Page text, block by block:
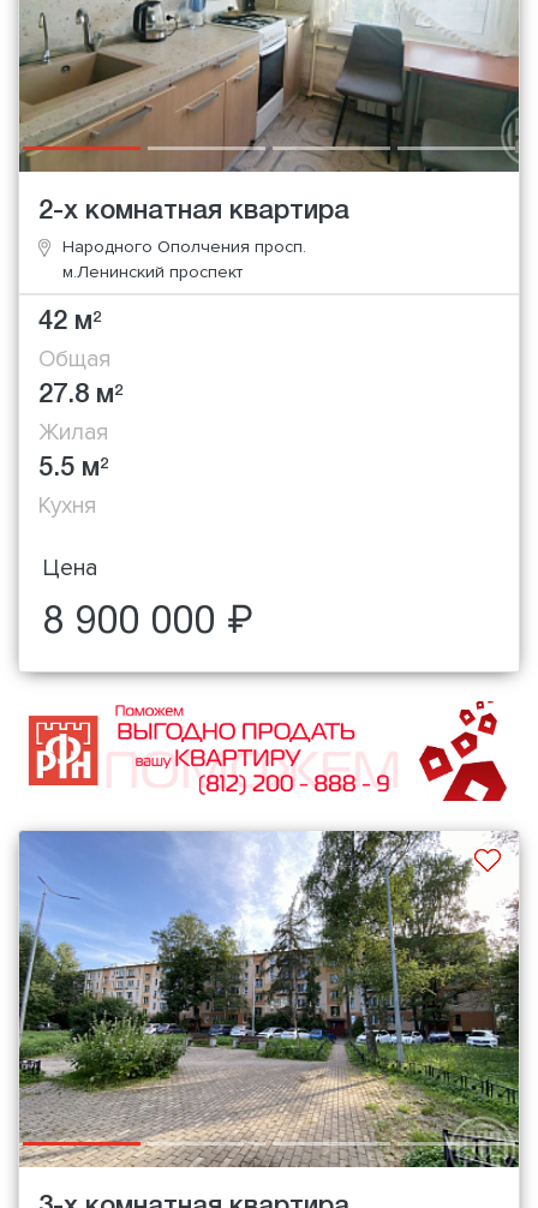
2-х комнатная квартира
Народного Ополчения просп.
м.Ленинский проспект
42 м2
Общая
27.8 м2
Жилая
5.5 м2
Кухня
Цена
8 900 000 ₽